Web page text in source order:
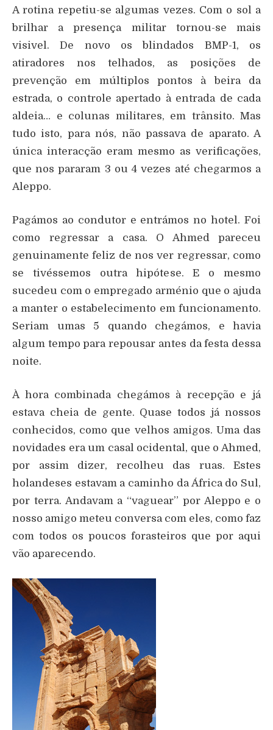
A rotina repetiu-se algumas vezes. Com o sol a
brilhar a presença militar tornou-se mais
visivel. De novo os blindados BMP-1, os
atiradores nos telhados, as posições de
prevenção em múltiplos pontos à beira da
estrada, o controle apertado à entrada de cada
aldeia… e colunas militares, em trânsito. Mas
tudo isto, para nós, não passava de aparato. A
única interacção eram mesmo as verificações,
que nos pararam 3 ou 4 vezes até chegarmos a
Aleppo.
Pagámos ao condutor e entrámos no hotel. Foi
como regressar a casa. O Ahmed pareceu
genuinamente feliz de nos ver regressar, como
se tivéssemos outra hipótese. E o mesmo
sucedeu com o empregado arménio que o ajuda
a manter o estabelecimento em funcionamento.
Seriam umas 5 quando chegámos, e havia
algum tempo para repousar antes da festa dessa
noite.
À hora combinada chegámos à recepção e já
estava cheia de gente. Quase todos já nossos
conhecidos, como que velhos amigos. Uma das
novidades era um casal ocidental, que o Ahmed,
por assim dizer, recolheu das ruas. Estes
holandeses estavam a caminho da África do Sul,
por terra. Andavam a “vaguear” por Aleppo e o
nosso amigo meteu conversa com eles, como faz
com todos os poucos forasteiros que por aqui
vão aparecendo.